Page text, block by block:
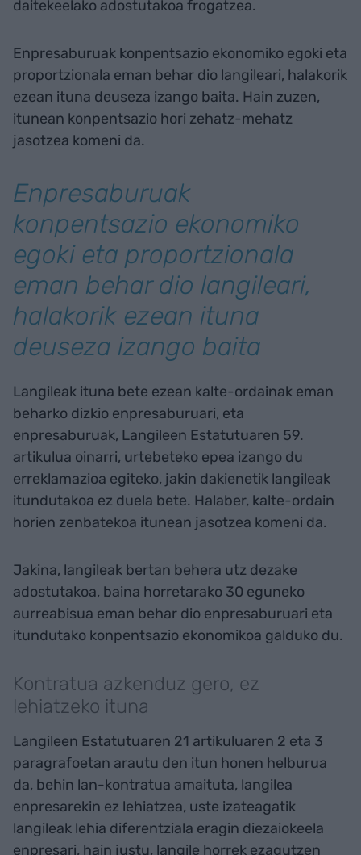
daitekeelako adostutakoa frogatzea.
Enpresaburuak konpentsazio ekonomiko egoki eta
proportzionala eman behar dio langileari, halakorik
ezean ituna deuseza izango baita. Hain zuzen,
itunean konpentsazio hori zehatz-mehatz
jasotzea komeni da.
Enpresaburuak
konpentsazio ekonomiko
egoki eta proportzionala
eman behar dio langileari,
halakorik ezean ituna
deuseza izango baita
Langileak ituna bete ezean kalte-ordainak eman
beharko dizkio enpresaburuari, eta
enpresaburuak, Langileen Estatutuaren 59.
artikulua oinarri, urtebeteko epea izango du
erreklamazioa egiteko, jakin dakienetik langileak
itundutakoa ez duela bete. Halaber, kalte-ordain
horien zenbatekoa itunean jasotzea komeni da.
Jakina, langileak bertan behera utz dezake
adostutakoa, baina horretarako 30 eguneko
aurreabisua eman behar dio enpresaburuari eta
itundutako konpentsazio ekonomikoa galduko du.
Kontratua azkenduz gero, ez
lehiatzeko ituna
Langileen Estatutuaren 21 artikuluaren 2 eta 3
paragrafoetan arautu den itun honen helburua
da, behin lan-kontratua amaituta, langilea
enpresarekin ez lehiatzea, uste izateagatik
langileak lehia diferentziala eragin diezaiokeela
enpresari, hain justu, langile horrek ezagutzen